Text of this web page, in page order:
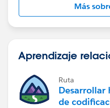
Más
Aprendizaje
Ruta
Desarrollar
de